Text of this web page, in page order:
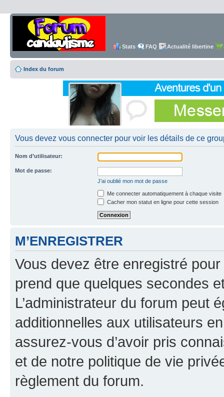
Stats FAQ Actualité libertine
Index du forum
Vous devez vous connecter pour voir les détails de ce
Nom d’utilisateur:
Mot de passe:
J’ai oublié mon mot de passe
Me connecter automatiquement à chaque visite
Cacher mon statut en ligne pour cette session
M’ENREGISTRER
Vous devez être enregistré
prend que quelques secondes
L’administrateur du forum peut
additionnelles aux utilisateurs
assurez-vous d’avoir pris
et de notre politique de vie
règlement du forum.